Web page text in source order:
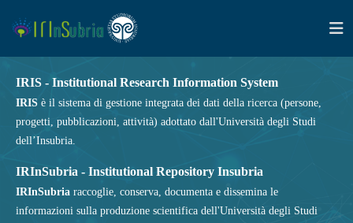
IRIS - Institutional Research Information System
IRIS è il sistema di gestione integrata dei dati della ricerca (persone,
progetti, pubblicazioni, attività) adottato dall'Università degli Studi
dell’Insubria.
IRInSubria - Institutional Repository Insubria
IRInSubria raccoglie, conserva, documenta e dissemina le
informazioni sulla produzione scientifica dell'Università degli Studi